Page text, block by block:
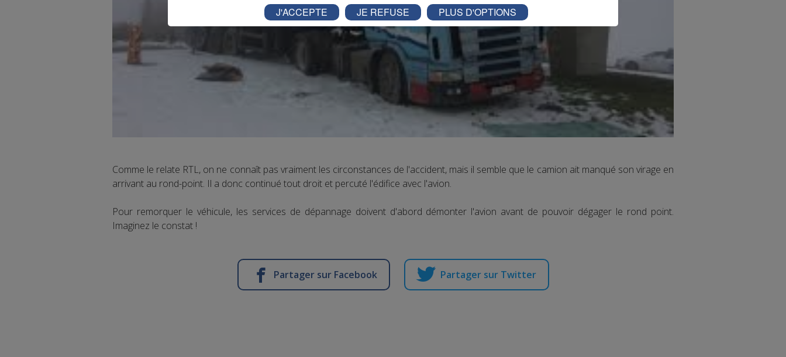
Comme le relate RTL, on ne connaît pas vraiment les circonstances de l'accident, mais il semble que le camion ait manqué son virage en
arrivant au rond-point. Il a donc continué tout droit et percuté l'édifice avec l'avion.
Pour remorquer le véhicule, les services de dépannage doivent d'abord démonter l'avion avant de pouvoir dégager le rond point.
Imaginez le constat !
Partager sur Facebook Partager sur Twitter
J'ACCEPTE JE REFUSE PLUS D'OPTIONS